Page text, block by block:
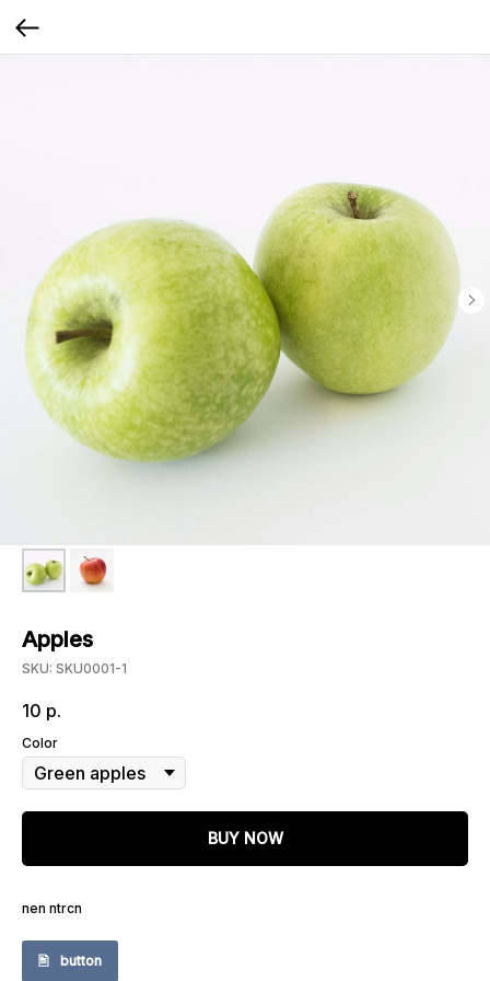
Apples
SKU: SKU0001-1
10 р.
Color
BUY NOW
nen ntrcn
button